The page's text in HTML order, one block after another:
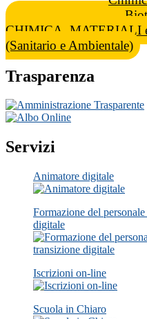
CHIMICA, MATERIALI
(Sanitario e Ambientale)
Trasparenza
Servizi
Animatore digitale
Formazione del
digitale
Iscrizioni on-line
Scuola in Chiaro